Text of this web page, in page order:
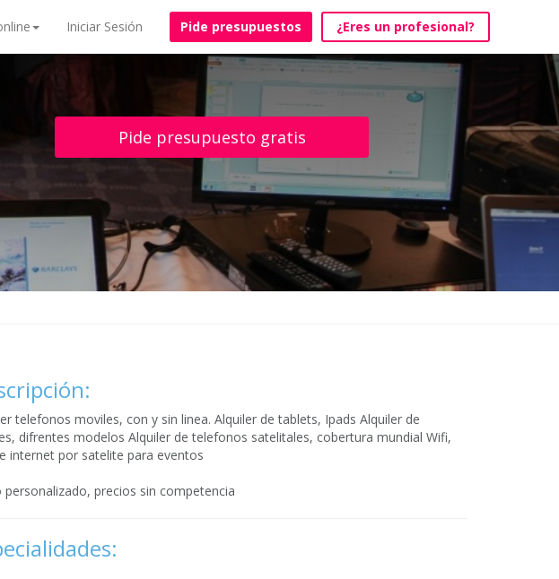
Iniciar Sesión Pide presupuestos ¿Eres un profesional?
Pide presupuesto gratis
telefonos moviles, con y sin linea. Alquiler de tablets, Ipads Alquiler de
difrentes modelos Alquiler de telefonos satelitales, cobertura mundial Wifi,
internet por satelite para eventos
personalizado, precios sin competencia